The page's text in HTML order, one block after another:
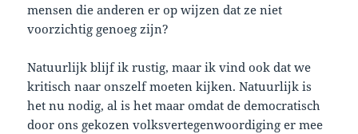
mensen die anderen er op wijzen dat ze niet
voorzichtig genoeg zijn?
Natuurlijk blijf ik rustig, maar ik vind ook dat we
kritisch naar onszelf moeten kijken. Natuurlijk is
het nu nodig, al is het maar omdat de democratisch
door ons gekozen volksvertegenwoordiging er mee